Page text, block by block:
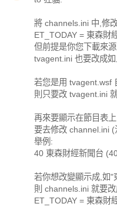
將 channels.ini 中,修
ET_TODAY = 東森財
但前提是你您下載來
tvagent.ini 也要改成如
若您是用 tvagent.wsf
則只要改 tvagent.ini
再來要顯示在節目表上
要去修改 channel.ini (
舉例:
40 東森財經新聞台
若你想改變顯示成,如"
則 channels.ini 就要
ET_TODAY = 東森財